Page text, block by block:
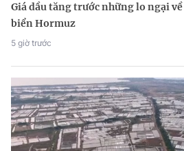
Giá dầu tăng trước những lo ngại về
biển Hormuz
5 giờ trước